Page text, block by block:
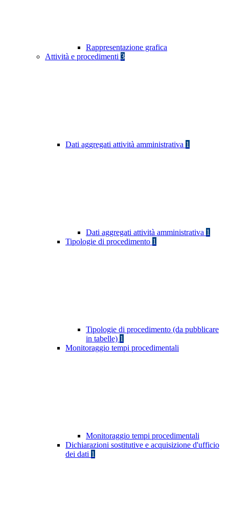
Rappresentazione grafica
Attività e procedimenti 3
Dati aggregati attività amministrativa 1
Dati aggregati attività amministrativa 1
Tipologie di procedimento 1
Tipologie di procedimento (da pubblicare
in tabelle) 1
Monitoraggio tempi procedimentali
Monitoraggio tempi procedimentali
Dichiarazioni sostitutive e acquisizione d'ufficio
dei dati 1